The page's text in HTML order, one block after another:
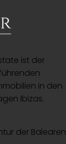
ist der
in den
Ibizas.
der Balearen